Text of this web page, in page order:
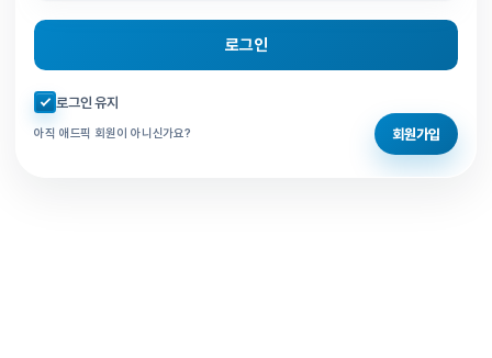
로그인
자동로그인 체크
로그인 유지
아직 애드픽 회원이 아니신가요? 회원가입